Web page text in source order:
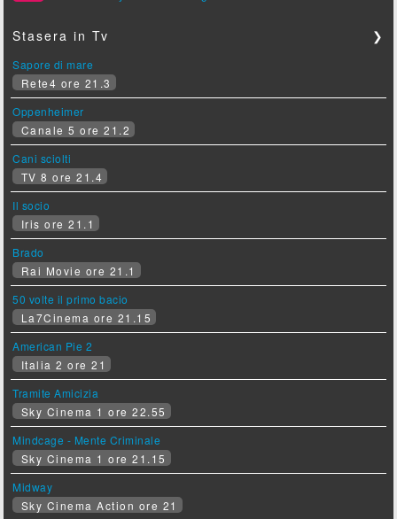
Stasera in Tv ❯
Sapore di mare
Rete4 ore 21.3
Oppenheimer
Canale 5 ore 21.2
Cani sciolti
TV 8 ore 21.4
Il socio
Iris ore 21.1
Brado
Rai Movie ore 21.1
50 volte il primo bacio
La7Cinema ore 21.15
American Pie 2
Italia 2 ore 21
Tramite Amicizia
Sky Cinema 1 ore 22.55
Mindcage - Mente Criminale
Sky Cinema 1 ore 21.15
Midway
Sky Cinema Action ore 21